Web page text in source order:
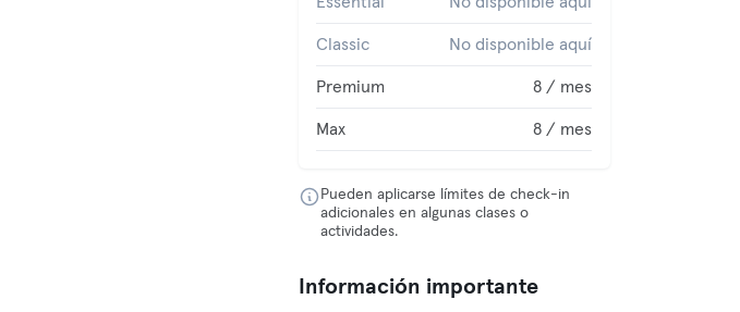
Classic No disponible aquí
Premium 8 / mes
Max 8 / mes
Pueden aplicarse límites de check-in
adicionales en algunas clases o
actividades.
Información importante